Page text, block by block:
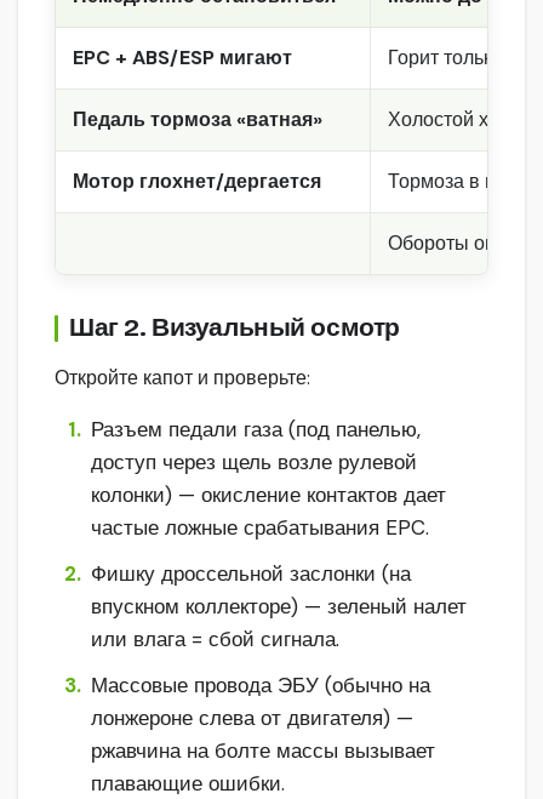
EPC + ABS/ESP мигают Горит только EPC
Педаль тормоза «ватная» Холостой ход
Мотор глохнет/дергается Тормоза в
Обороты
Шаг 2. Визуальный осмотр
Откройте капот и проверьте:
Разъем педали газа (под панелью,
доступ через щель возле рулевой
колонки) — окисление контактов дает
частые ложные срабатывания EPC.
Фишку дроссельной заслонки (на
впускном коллекторе) — зеленый налет
или влага = сбой сигнала.
Массовые провода ЭБУ (обычно на
лонжероне слева от двигателя) —
ржавчина на болте массы вызывает
плавающие ошибки.